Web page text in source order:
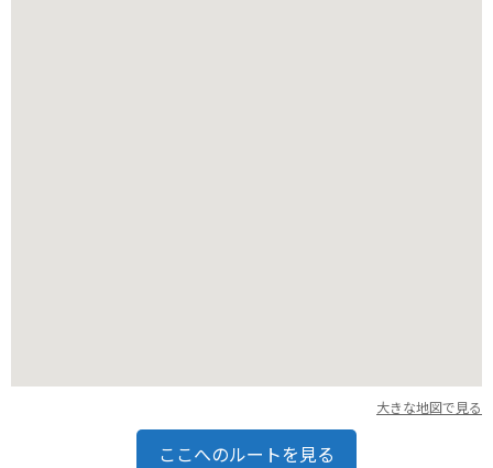
大きな地図で見る
ここへのルートを見る